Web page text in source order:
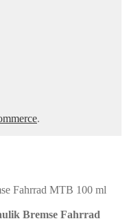
.
Bremse Fahrrad